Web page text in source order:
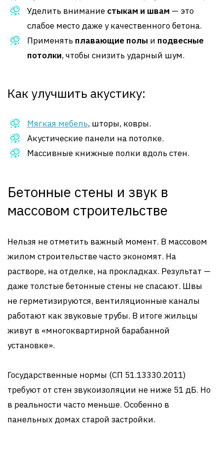
Уделить внимание стыкам и швам — это
слабое место даже у качественного бетона.
Применять плавающие полы и подвесные
потолки, чтобы снизить ударный шум.
Как улучшить акустику:
Мягкая мебель, шторы, ковры.
Акустические панели на потолке.
Массивные книжные полки вдоль стен.
Бетонные стены и звук в
массовом строительстве
Нельзя не отметить важный момент. В массовом
жилом строительстве часто экономят. На
растворе, на отделке, на прокладках. Результат —
даже толстые бетонные стены не спасают. Швы
не герметизируются, вентиляционные каналы
работают как звуковые трубы. В итоге жильцы
живут в «многоквартирной барабанной
установке».
Государственные нормы (СП 51.13330.2011)
требуют от стен звукоизоляции не ниже 51 дБ. Но
в реальности часто меньше. Особенно в
панельных домах старой застройки.